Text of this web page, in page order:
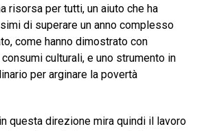
risorsa per tutti, un aiuto che ha
di superare un anno complesso
come hanno dimostrato con
culturali, e uno strumento in
per arginare la povertà
questa direzione mira quindi il lavoro